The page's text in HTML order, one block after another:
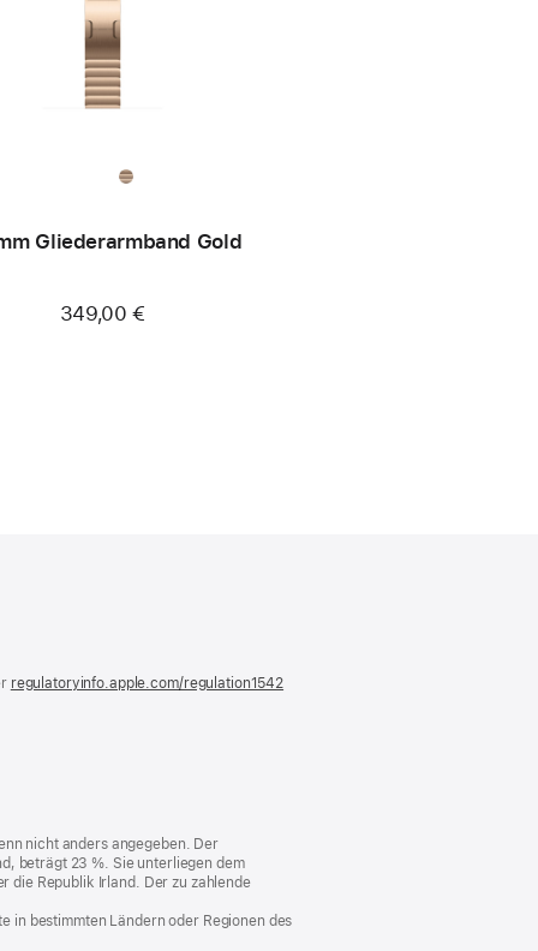
Gliederarmband Gold
349,00 €
regulatoryinfo.apple.com/regulation1542
nicht anders angegeben. Der
beträgt 23 %. Sie unterliegen dem
die Republik Irland. Der zu zahlende
in bestimmten Ländern oder Regionen des